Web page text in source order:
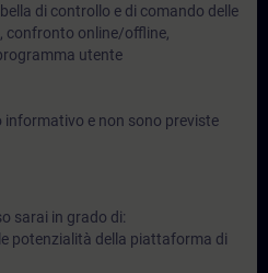
di controllo e di comando delle
confronto online/offline,
utente
e non sono previste
sarai in grado di:
potenzialità della piattaforma di